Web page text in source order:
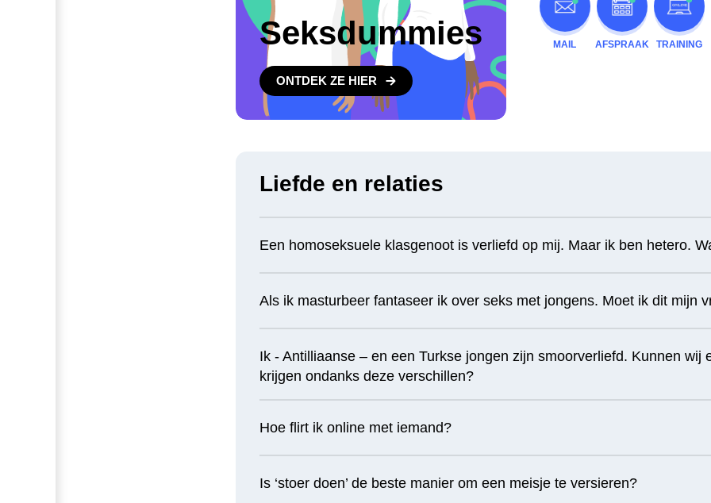
Seksdummies
ONTDEK ZE HIER
MAIL AFSPRAAK TRAINING
Liefde en relaties
Een homoseksuele klasgenoot is verliefd op mij. Maar ik ben hetero.
Als ik masturbeer fantaseer ik over seks met jongens. Moet ik dit mijn
Ik - Antilliaanse – en een Turkse jongen zijn smoorverliefd. Kunnen wij
krijgen ondanks deze verschillen?
Hoe flirt ik online met iemand?
Is ‘stoer doen’ de beste manier om een meisje te versieren?